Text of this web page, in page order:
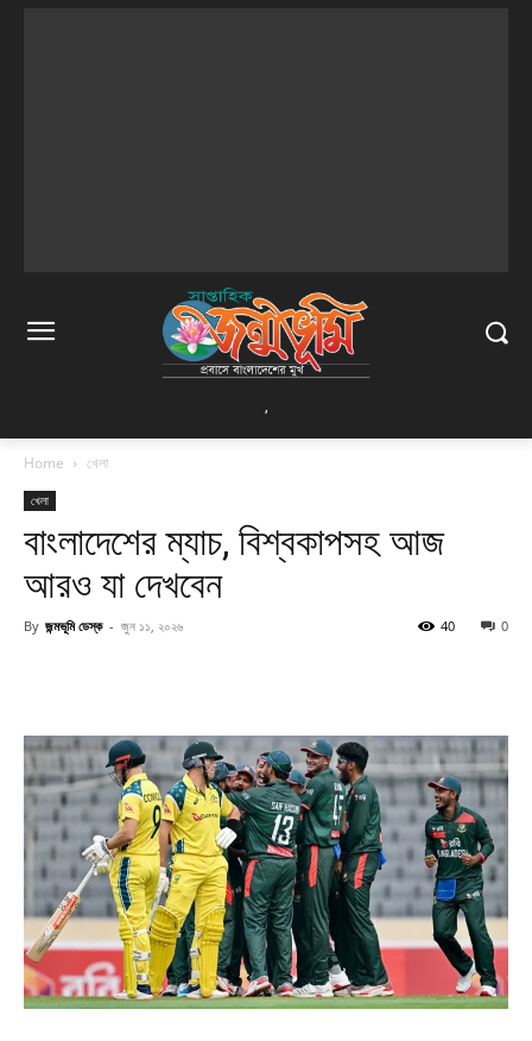
Home খেলা
খেলা
বাংলাদেশের ম্যাচ, বিশ্বকাপসহ আজ
আরও যা দেখবেন
By জন্মভূমি ডেস্ক - জুন ১১, ২০২৬ 0
40